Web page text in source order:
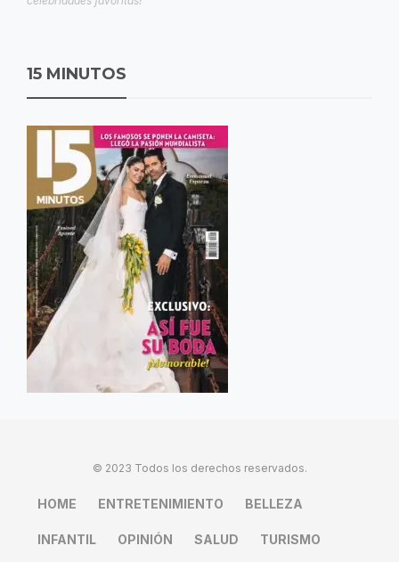
15 MINUTOS
© 2023 Todos los derechos reservados.
HOME ENTRETENIMIENTO BELLEZA
INFANTIL OPINIÓN SALUD TURISMO